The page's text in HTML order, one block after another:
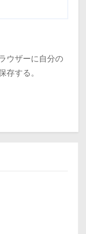
ウザーに自分の
する。